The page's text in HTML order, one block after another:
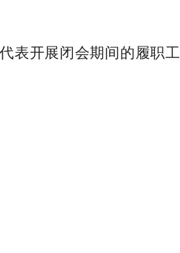
表开展闭会期间的履职工